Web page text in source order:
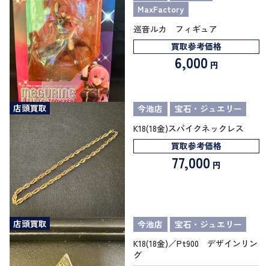
MaxFactory
巡音ルカ フィギュア
買取参考価格
6,000 円
店頭買取 今池店
宝石・ジュエリー
K18(18金)スパイクネックレス
買取参考価格
77,000 円
店頭買取 今池店
宝石・ジュエリー
K18(18金)／Pt900 デザインリン
グ